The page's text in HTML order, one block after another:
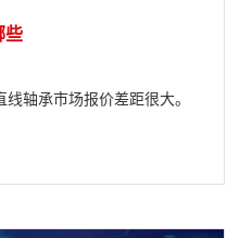
些
轴承市场报价差距很大。